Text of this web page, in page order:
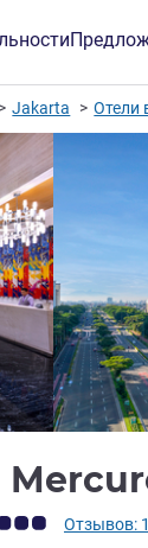
Jakarta Отели
клиентов
Отзывов: